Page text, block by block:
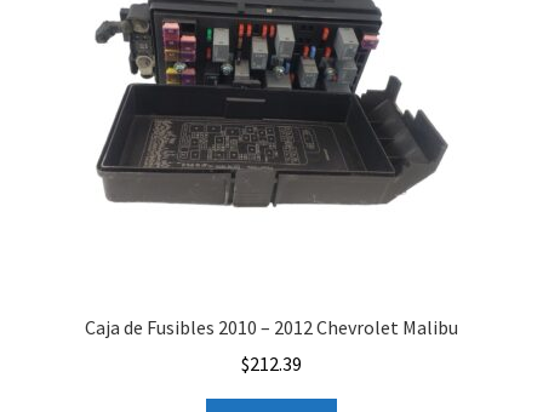
Caja de Fusibles 2010 – 2012 Chevrolet Malibu
$212.39